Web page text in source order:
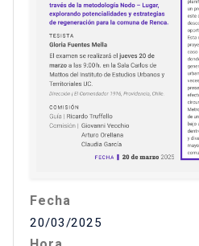
Fecha
20/03/2025